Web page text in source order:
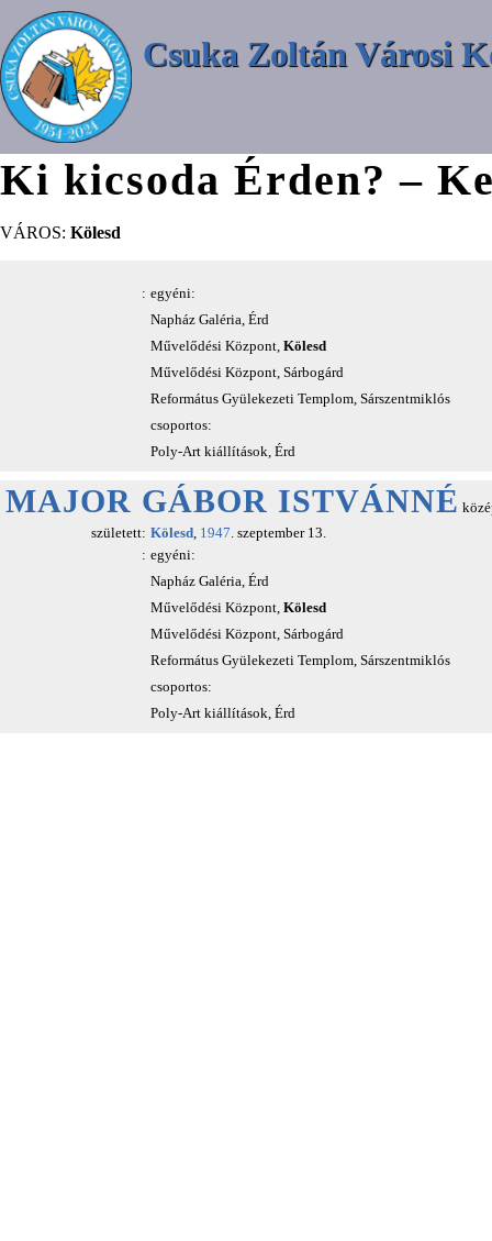
Csuka Zoltán Városi
Ki kicsoda Érden? –
VÁROS: Kölesd
: egyéni:
Napház Galéria, Érd
Művelődési Központ, Kölesd
Művelődési Központ, Sárbogárd
Református Gyülekezeti Templom, Sárszentmiklós
csoportos:
Poly-Art kiállítások, Érd
MAJOR GÁBOR ISTVÁNNÉ
született: Kölesd, 1947. szeptember 13.
: egyéni:
Napház Galéria, Érd
Művelődési Központ, Kölesd
Művelődési Központ, Sárbogárd
Református Gyülekezeti Templom, Sárszentmiklós
csoportos:
Poly-Art kiállítások, Érd